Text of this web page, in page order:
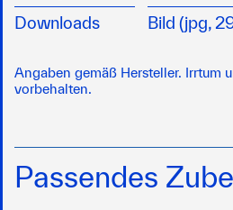
Downloads
Bild (jpg,
Angaben gemäß Hersteller. Irrtum
vorbehalten.
Passendes